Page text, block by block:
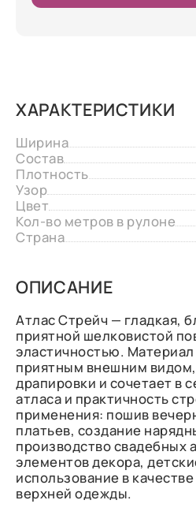
ХАРАКТЕРИСТИКИ
Ширина
Состав
Плотность
Узор
Цвет
Кол-во метров в рулоне
Страна
ОПИСАНИЕ
Атлас Стрейч — гладкая,
приятной шелковистой
эластичностью. Материал
приятным внешним
драпировки и сочетает в
атласа и практичность
применения: пошив
платьев, создание
производство свадебных
элементов декора,
использование в
верхней одежды.